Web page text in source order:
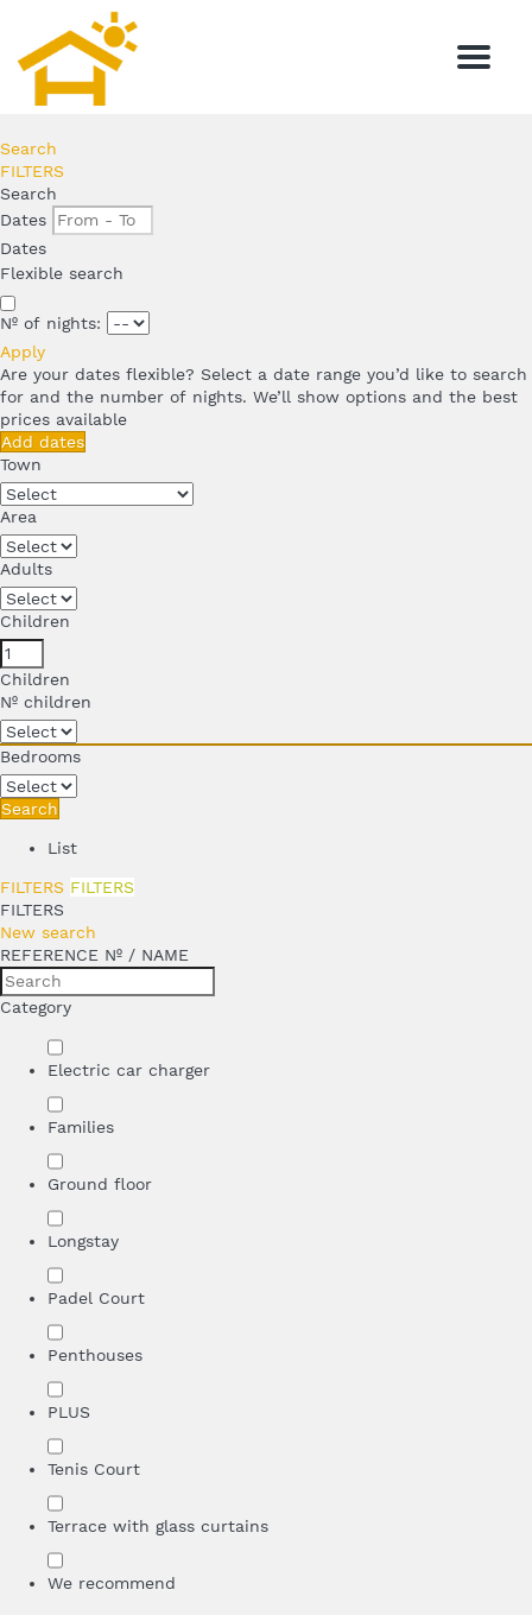
Menu
Search
FILTERS
Search
Dates
Dates
Flexible search
Nº of nights:
Apply
Are your dates flexible? Select a date range you’d like to search
for and the number of nights. We’ll show options and the best
prices available
Add dates
Town
Area
Adults
Children
Children
Nº children
Bedrooms
Search
List
FILTERS FILTERS
FILTERS
New search
REFERENCE Nº / NAME
Category
Electric car charger
Families
Ground floor
Longstay
Padel Court
Penthouses
PLUS
Tenis Court
Terrace with glass curtains
We recommend